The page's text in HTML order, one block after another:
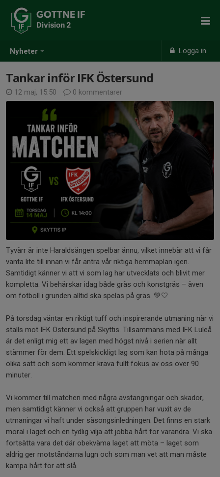
Nyheter Logga in
GOTTNE IF
Division 2
Tankar inför IFK Östersund
12 maj, 15:50 0 kommentarer
Tyvärr är inte Haraldsängen spelbar ännu, vilket innebär att vi får
vänta lite till innan vi får äntra vår riktiga hemmaplan igen.
Samtidigt känner vi att vi som lag har utvecklats och blivit mer
kompletta. Vi behärskar idag både gräs och konstgräs – även
om fotboll i grunden alltid ska spelas på gräs. 💚🤍
På torsdag väntar en riktigt tuff och inspirerande utmaning när vi
ställs mot IFK Östersund på Skyttis. Tillsammans med IFK Luleå
är det enligt mig ett av lagen med högst nivå i serien när allt
stämmer för dem. Ett spelskickligt lag som kan hota på många
olika sätt och som kommer kräva fullt fokus av oss över 90
minuter.
Vi kommer till matchen med några avstängningar och skador,
men samtidigt känner vi också att gruppen har vuxit av de
utmaningar vi haft under säsongsinledningen. Det finns en stark
moral i laget och en tydlig vilja att jobba hårt för varandra. Vi ska
fortsätta vara det där obekväma laget att möta – laget som
aldrig ger motståndarna lugn och som man vet att man måste
kämpa hårt för att slå.